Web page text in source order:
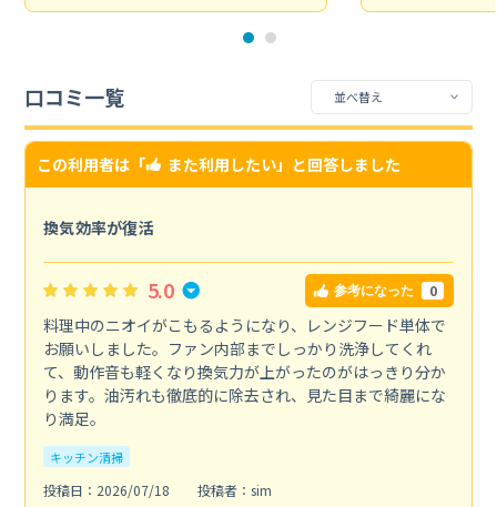
口コミ一覧
この利用者は「 また利用したい」と回答しました
換気効率が復活
5.0 参考になった 0
料理中のニオイがこもるようになり、レンジフード単体で
お願いしました。ファン内部までしっかり洗浄してくれ
て、動作音も軽くなり換気力が上がったのがはっきり分か
ります。油汚れも徹底的に除去され、見た目まで綺麗にな
り満足。
キッチン清掃
投稿日：2026/07/18
投稿者：sim